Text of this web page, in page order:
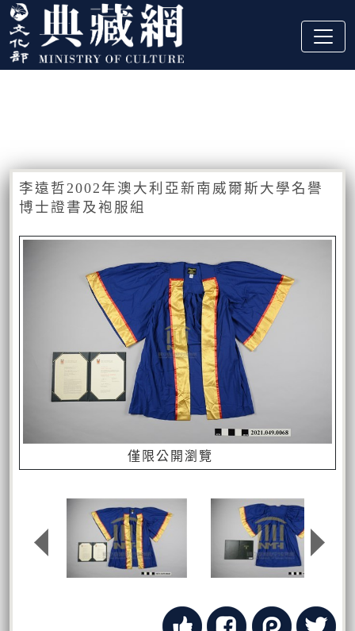
跳到主要內容
:::
李遠哲2002年澳大利亞新南威爾斯大學名譽
博士證書及袍服組
僅限公開瀏覽